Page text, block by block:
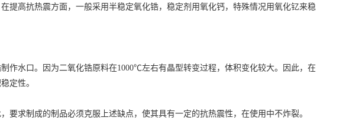
提高抗热震方面，一般采用半稳定氧化锆，稳定剂用氧化钙，特殊情况用氧化钇来稳
水口。因为二氧化锆原料在1000℃左右有晶型转变过程，体积变化较大。因此，在
定性。
求制成的制品必须克服上述缺点，使其具有一定的抗热震性，在使用中不炸裂。